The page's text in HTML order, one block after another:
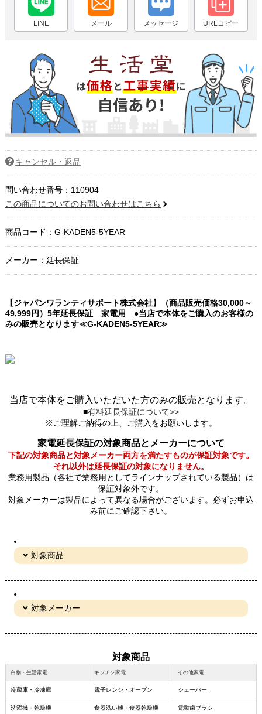
LINE メール メッセージ URLコピー
キャンセル・返品
問い合わせ番号：110904
この商品についてのお問い合わせはこちら
商品コード： G-KADEN5-5YEAR
メーカー：延長保証
【ジャパンワランティサポート株式会社】（商品販売価格30,000～
49,999円）5年延長保証 家電用 ●当店で本体をご購入のお客様の
みの販売となります≪G-KADEN5-5YEAR≫
当店で本体をご購入いただいた方のみの販売となります。
■有料延長保証について>>
※ご理解ご納得の上、ご購入をお願いします。
家電延長保証の対象商品とメーカーについて
下記の対象商品と対象メーカー両方を満たすものが保証対象です。
それ以外は延長保証の対象になりません。
業務用製品（各社で業務用としてラインナップされている製品）は
保証対象外です。
対象メーカーは製品によって異なる場合がございます。必ずお申込
み前にご確認下さい。
対象商品
対象メーカー
対象商品
白物・生活家電 キッチン家電 その他家電
冷蔵庫・冷凍庫 電子レンジ・オーブン シェーバー
洗濯機・乾燥機 食器洗い機・食器乾燥機 電動歯ブラシ